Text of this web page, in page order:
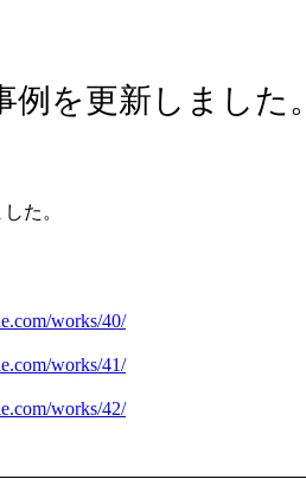
例を更新しました。
た。
works/40/
works/41/
works/42/